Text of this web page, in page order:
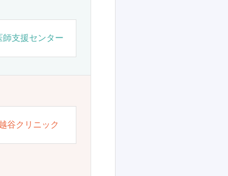
師支援センター
谷クリニック